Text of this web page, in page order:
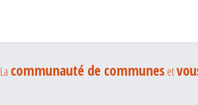
La communauté de communeset